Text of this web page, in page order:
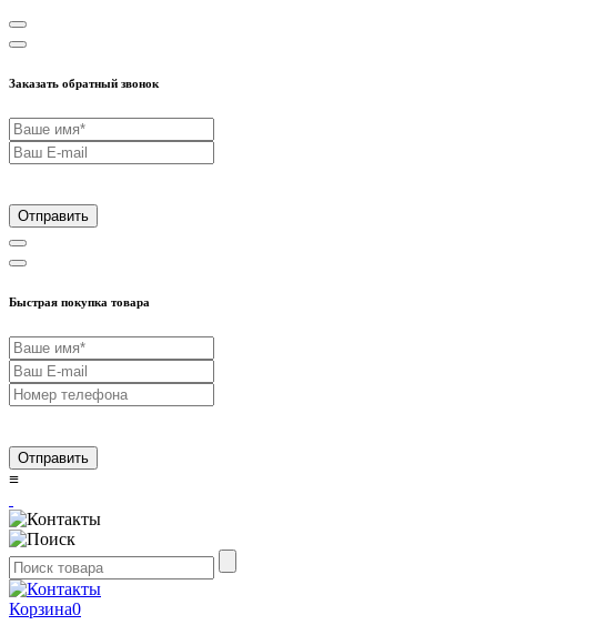
Заказать обратный звонок
Отправить
Быстрая покупка товара
Отправить
≡
Корзина0